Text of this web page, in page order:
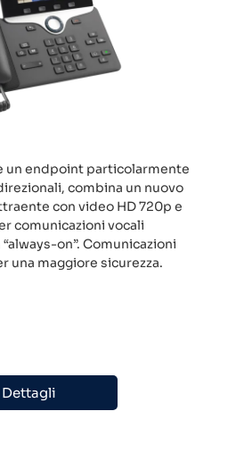
un endpoint particolarmente
combina un nuovo
con video HD 720p e
comunicazioni vocali
on”. Comunicazioni
una maggiore sicurezza.
Dettagli